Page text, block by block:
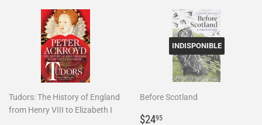
Tudors: The History of England
from Henry VIII to Elizabeth I
INDISPONIBLE
Before Scotland
Prix
$2495